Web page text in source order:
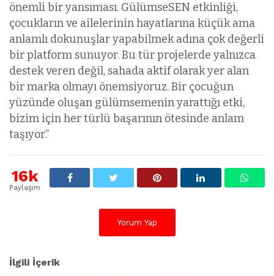
önemli bir yansıması. GülümseSEN etkinliği,
çocukların ve ailelerinin hayatlarına küçük ama
anlamlı dokunuşlar yapabilmek adına çok değerli
bir platform sunuyor. Bu tür projelerde yalnızca
destek veren değil, sahada aktif olarak yer alan
bir marka olmayı önemsiyoruz. Bir çocuğun
yüzünde oluşan gülümsemenin yarattığı etki,
bizim için her türlü başarının ötesinde anlam
taşıyor.”
16k
Paylaşım
Yorum Yap
İlgili İçerik